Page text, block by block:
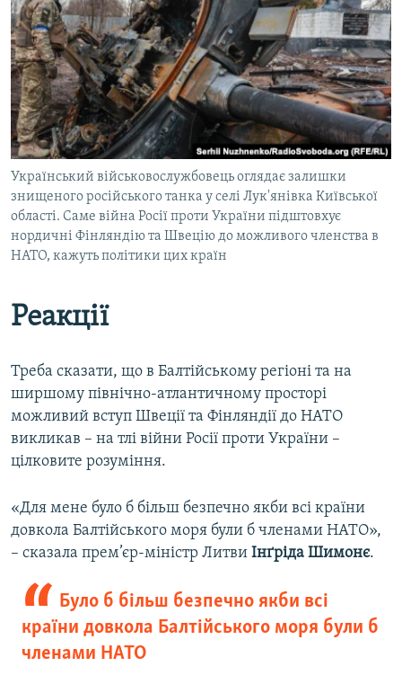
Український військовослужбовець оглядає залишки
знищеного російського танка у селі Лук'янівка Київської
області. Саме війна Росії проти України підштовхує
нордичні Фінляндію та Швецію до можливого членства в
НАТО, кажуть політики цих країн
Реакції
Треба сказати, що в Балтійському регіоні та на
ширшому північно-атлантичному просторі
можливий вступ Швеції та Фінляндії до НАТО
викликав – на тлі війни Росії проти України –
цілковите розуміння.
«Для мене було б більш безпечно якби всі країни
довкола Балтійського моря були б членами НАТО»,
– сказала прем’єр-міністр Литви Інґріда Шимонє.
Було б більш безпечно якби всі
країни довкола Балтійського моря були б
членами НАТО